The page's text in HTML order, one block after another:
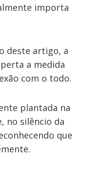
importa
deste artigo, a
a medida
com o todo.
plantada na
no silêncio da
que